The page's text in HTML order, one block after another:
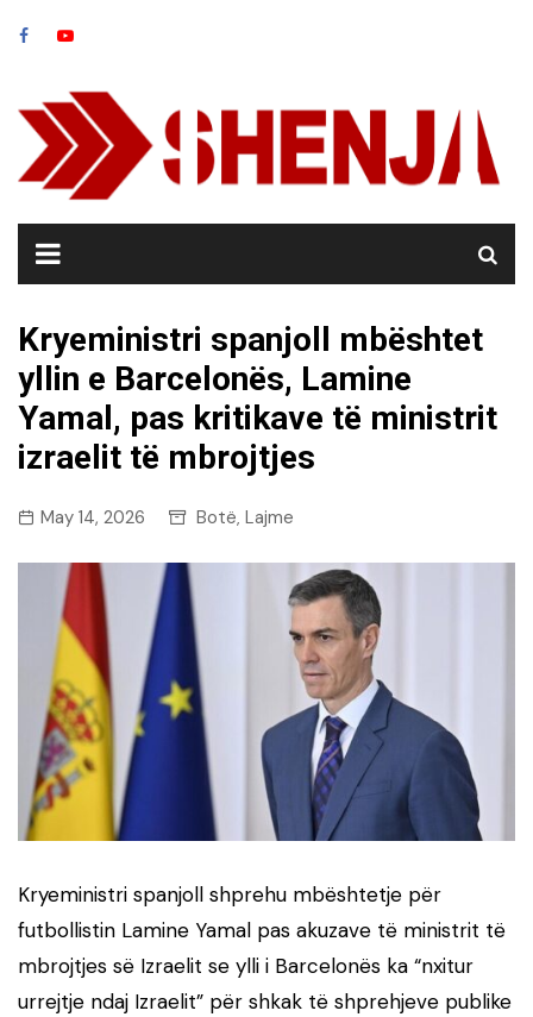
Kryeministri spanjoll mbështet
yllin e Barcelonës, Lamine
Yamal, pas kritikave të ministrit
izraelit të mbrojtjes
May 14, 2026 Botë, Lajme
Kryeministri spanjoll shprehu mbështetje për
futbollistin Lamine Yamal pas akuzave të ministrit të
mbrojtjes së Izraelit se ylli i Barcelonës ka “nxitur
urrejtje ndaj Izraelit” për shkak të shprehjeve publike